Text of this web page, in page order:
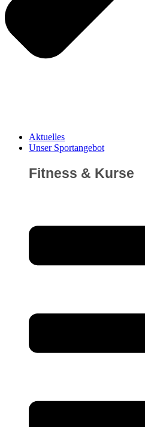
Aktuelles
Unser Sportangebot
Fitness & Kurse